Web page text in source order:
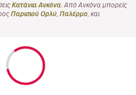
Κατάνια Ανκόνα . Από Ανκόνα μπορείς
Παρισιού Ορλύ Παλέρμο , και